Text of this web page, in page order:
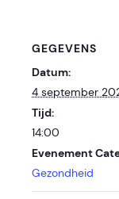
GEGEVENS
Datum:
4 september
Tijd:
14:00
Evenement
Gezondheid